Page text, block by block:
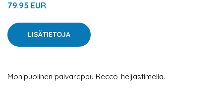
79.95 EUR
LISÄTIETOJA
Monipuolinen päiväreppu Recco-heijastimella.